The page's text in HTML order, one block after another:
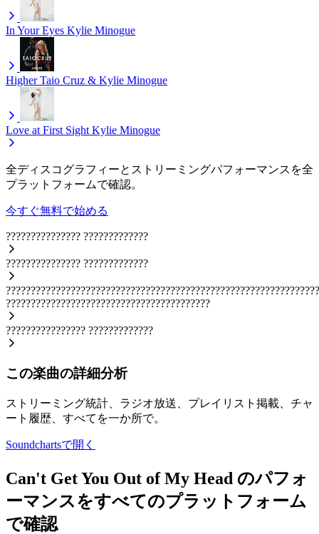
In Your Eyes Kylie Minogue
Higher Taio Cruz & Kylie Minogue
Love at First Sight Kylie Minogue
全ディスコグラフィーとストリーミングパフォーマンスを全
プラットフォームで確認。
今すぐ無料で始める
??????????????? ?????????????
??????????????? ?????????????
?????????????????????????????????????????
???????????????? ?????????????
この楽曲の詳細分析
ストリーミング統計、ラジオ放送、プレイリスト掲載、チャ
ート履歴、すべてを一か所で。
Soundchartsで開く
Can't Get You Out of My Head のパフォ
ーマンスをすべてのプラットフォーム
で確認